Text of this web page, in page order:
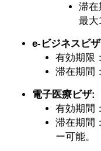
滞在
最大
e-ビジネスビ
有効期限
滞在期間
電子医療ビザ:
有効期間
滞在期間
ー可能。